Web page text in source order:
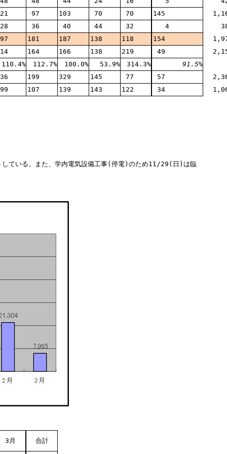
97 103 70 70 145
28 36 40 44 32 4
181 187 138 118 154
164 166 138 219 49
110.4% 112.7% 100.0% 53.9% 314.3%
91.5%
199 329 145 77 57
99 107 139 143 122 34
いる。また、学内電気設備工事(停電)のため11/29(日)は臨
3月 合計